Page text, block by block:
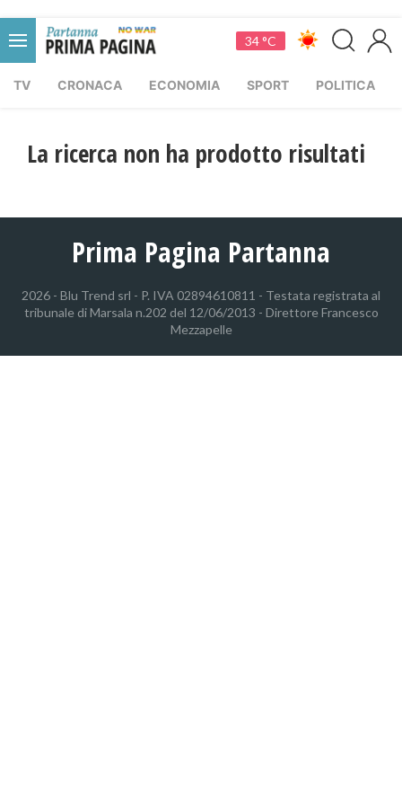
34 °C
TV CRONACA ECONOMIA SPORT POLITICA
La ricerca non ha prodotto risultati
Prima Pagina Partanna
2026 - Blu Trend srl - P. IVA 02894610811 - Testata registrata al
tribunale di Marsala n.202 del 12/06/2013 - Direttore Francesco
Mezzapelle